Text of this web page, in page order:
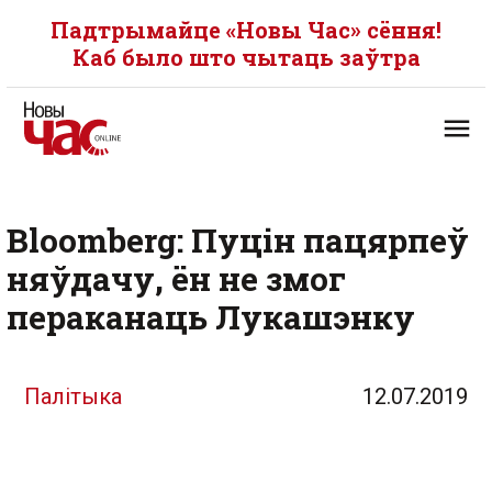
Падтрымайце «Новы Час» сёння!
Каб было што чытаць заўтра
Bloomberg: Пуцін пацярпеў
няўдачу, ён не змог
пераканаць Лукашэнку
Палітыка 12.07.2019